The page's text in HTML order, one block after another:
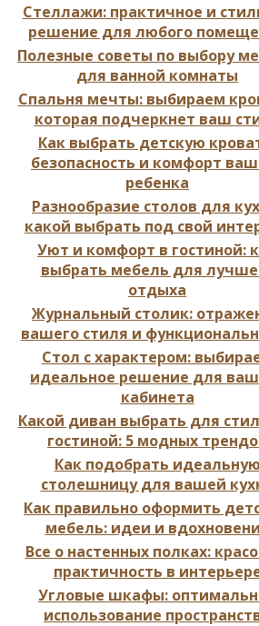
Стеллажи: практичное и
решение для любого
Полезные советы по выбору
для ванной комнаты
Спальня мечты: выбираем
которая подчеркнет ваш
Как выбрать детскую
безопасность и комфорт
ребенка
Разнообразие столов для
какой выбрать под свой
Уют и комфорт в гостиной:
выбрать мебель для
отдыха
Журнальный столик:
вашего стиля и
Стол с характером:
идеальное решение для
кабинета
Какой диван выбрать для
гостиной: 5 модных
Как подобрать идеальную
столешницу для вашей
Как правильно оформить
мебель: идеи и
Все о настенных полках:
практичность в
Угловые шкафы:
использование